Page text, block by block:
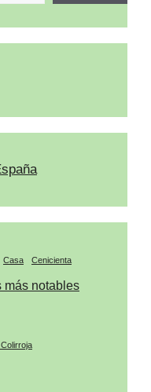
Casa Cenicienta
más notables